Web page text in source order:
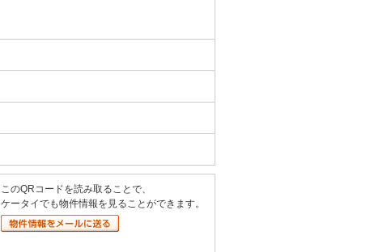
このQRコードを読み取ることで、
ケータイでも物件情報を見ることができます。